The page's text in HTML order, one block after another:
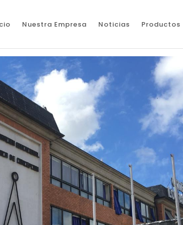
Nuestra Empresa Noticias Productos